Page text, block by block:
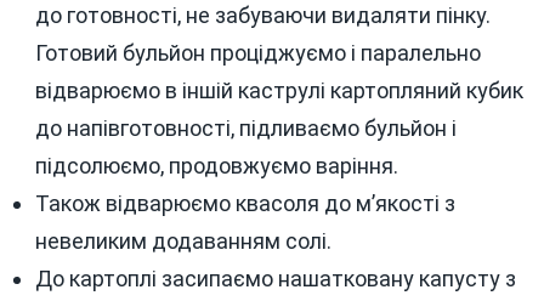
до готовності, не забуваючи видаляти пінку.
Готовий бульйон проціджуємо і паралельно
відварюємо в іншій каструлі картопляний кубик
до напівготовності, підливаємо бульйон і
підсолюємо, продовжуємо варіння.
Також відварюємо квасоля до м’якості з
невеликим додаванням солі.
До картоплі засипаємо нашатковану капусту з